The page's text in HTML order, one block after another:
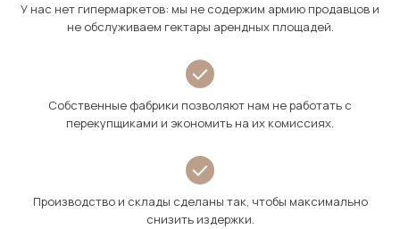
У нас нет гипермаркетов: мы не содержим армию продавцов и
не обслуживаем гектары арендных площадей.
Собственные фабрики позволяют нам не работать с
перекупщиками и экономить на их комиссиях.
Производство и склады сделаны так, чтобы максимально
снизить издержки.